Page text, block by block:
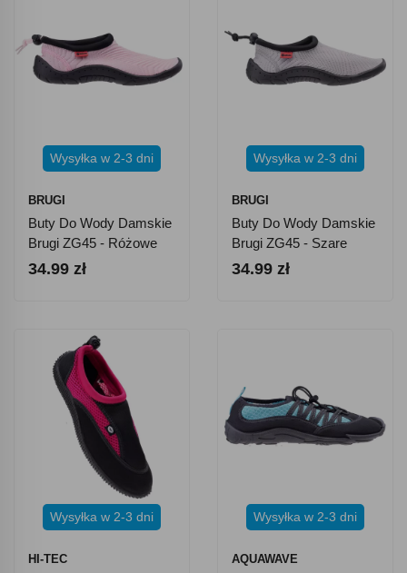
Wysyłka w 2-3 dni
BRUGI
Buty Do Wody Damskie
Brugi ZG45 - Różowe
34.99 zł
Wysyłka w 2-3 dni
BRUGI
Buty Do Wody Damskie
Brugi ZG45 - Szare
34.99 zł
Wysyłka w 2-3 dni
HI-TEC
Wysyłka w 2-3 dni
AQUAWAVE